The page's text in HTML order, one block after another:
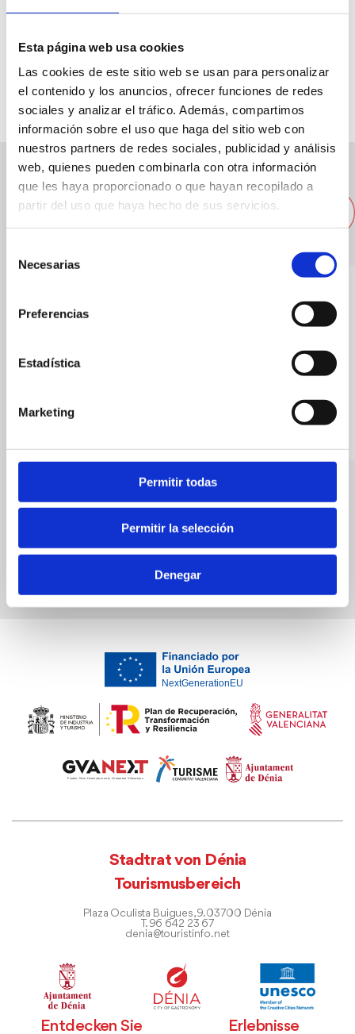
Esta página web usa cookies
Las cookies de este sitio web se usan para personalizar
el contenido y los anuncios, ofrecer funciones de redes
sociales y analizar el tráfico. Además, compartimos
información sobre el uso que haga del sitio web con
nuestros partners de redes sociales, publicidad y análisis
web, quienes pueden combinarla con otra información
que les haya proporcionado o que hayan recopilado a
partir del uso que haya hecho de sus servicios.
Necesarias
Preferencias
Estadística
Marketing
Permitir todas
Permitir la selección
Denegar
96 5789294
Andere nahegelegene
Restaurants
Spanische Küche Bars
Stadtrat von Dénia
Tourismusbereich
Plaza Oculista Buigues, 9. 03700 Dénia
T. 96 642 23 67
denia@touristinfo.net
Entdecken Sie Erlebnisse